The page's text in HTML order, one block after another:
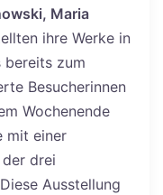
Maria
ihre Werke in
bereits zum
Besucherinnen
Wochenende
mit einer
drei
Ausstellung